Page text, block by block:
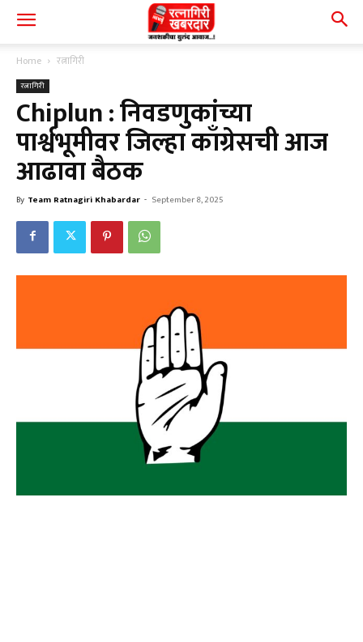
Home रत्नागिरी
रत्नागिरी
Chiplun : निवडणुकांच्या
पार्श्वभूमीवर जिल्हा काँग्रेसची आज
आढावा बैठक
By Team Ratnagiri Khabardar - September 8, 2025